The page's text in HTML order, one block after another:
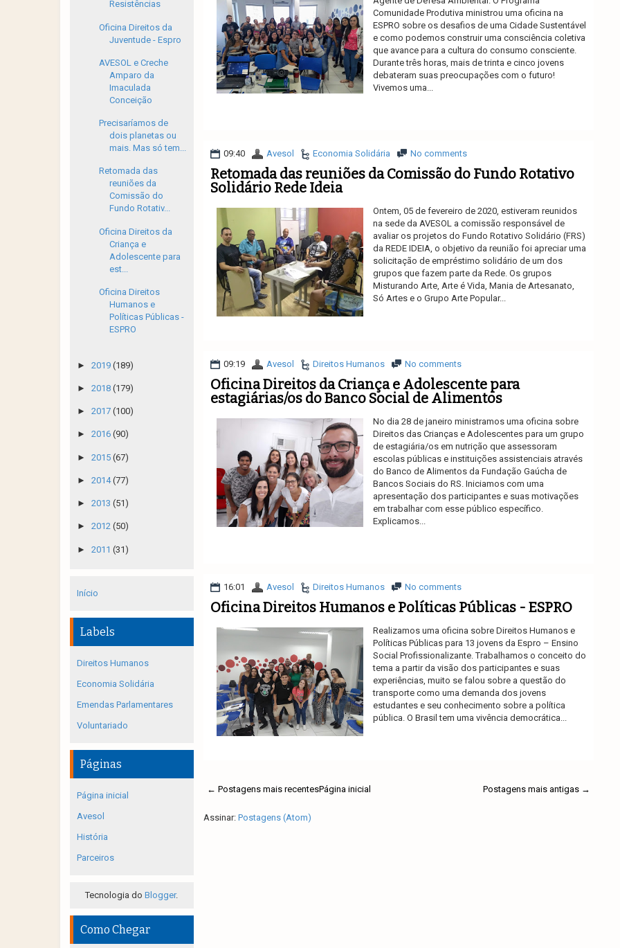
Comunidade Produtiva ministrou uma oficina na
ESPRO sobre os desafios de uma Cidade Sustentável
e como podemos construir uma consciência coletiva
que avance para a cultura do consumo consciente.
Durante três horas, mais de trinta e cinco jovens
debateram suas preocupações com o futuro!
Vivemos uma...
09:40 Avesol Economia Solidária No comments
Retomada das reuniões da Comissão do Fundo Rotativo
Solidário Rede Ideia
Ontem, 05 de fevereiro de 2020, estiveram reunidos
na sede da AVESOL a comissão responsável de
avaliar os projetos do Fundo Rotativo Solidário (FRS)
da REDE IDEIA, o objetivo da reunião foi apreciar uma
solicitação de empréstimo solidário de um dos
grupos que fazem parte da Rede. Os grupos
Misturando Arte, Arte é Vida, Mania de Artesanato,
Só Artes e o Grupo Arte Popular...
09:19 Avesol Direitos Humanos No comments
Oficina Direitos da Criança e Adolescente para
estagiárias/os do Banco Social de Alimentos
No dia 28 de janeiro ministramos uma oficina sobre
Direitos das Crianças e Adolescentes para um grupo
de estagiária/os em nutrição que assessoram
escolas públicas e instituições assistenciais através
do Banco de Alimentos da Fundação Gaúcha de
Bancos Sociais do RS. Iniciamos com uma
apresentação dos participantes e suas motivações
em trabalhar com esse público específico.
Explicamos...
16:01 Avesol Direitos Humanos No comments
Oficina Direitos Humanos e Políticas Públicas - ESPRO
Realizamos uma oficina sobre Direitos Humanos e
Políticas Públicas para 13 jovens da Espro – Ensino
Social Profissionalizante. Trabalhamos o conceito do
tema a partir da visão dos participantes e suas
experiências, muito se falou sobre a questão do
transporte como uma demanda dos jovens
estudantes e seu conhecimento sobre a política
pública. O Brasil tem uma vivência democrática...
← Postagens mais recentes Postagens mais antigas →
Página inicial
Assinar: Postagens (Atom)
Resistências
Oficina Direitos da
Juventude - Espro
AVESOL e Creche
Amparo da
Imaculada
Conceição
Precisaríamos de
dois planetas ou
mais. Mas só tem...
Retomada das
reuniões da
Comissão do
Fundo Rotativ...
Oficina Direitos da
Criança e
Adolescente para
est...
Oficina Direitos
Humanos e
Políticas Públicas -
ESPRO
► 2019 (189)
► 2018 (179)
► 2017 (100)
► 2016 (90)
► 2015 (67)
► 2014(77)
► 2013 (51)
► 2012 (50)
► 2011 (31)
Início
Labels
Direitos Humanos
Economia Solidária
Emendas Parlamentares
Voluntariado
Páginas
Página inicial
Avesol
História
Parceiros
Tecnologia doBlogger.
Como Chegar